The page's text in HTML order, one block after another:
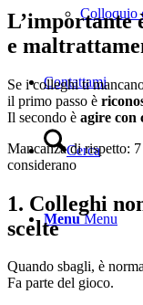
Colloquio
Contattami
Cerca
Menu Menu
L’importante
e
Se i colleghi ti
il primo passo è
Il secondo è agire con
Mancanza di rispetto:
considerano
1. Colleghi
scelte
Quando sbagli, è
Fa parte del gioco.